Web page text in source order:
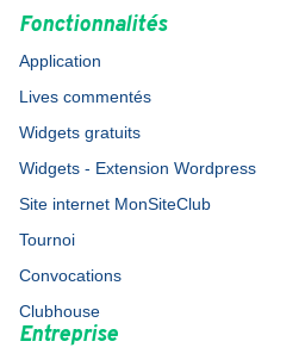
Fonctionnalités
Application
Lives commentés
Widgets gratuits
Widgets - Extension Wordpress
Site internet MonSiteClub
Tournoi
Convocations
Clubhouse
Entreprise